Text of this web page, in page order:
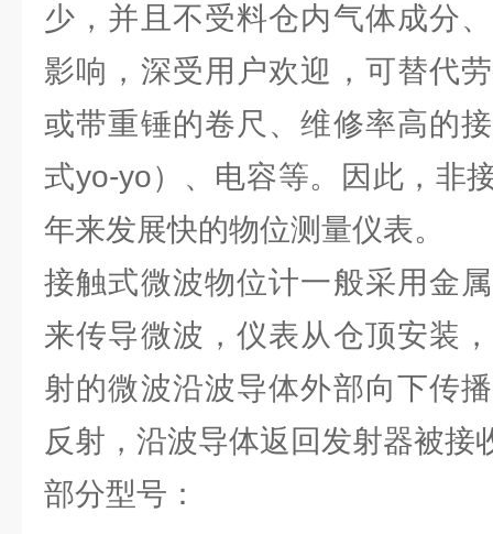
少，并且不受料仓内气体成分
影响，深受用户欢迎，可替代
或带重锤的卷尺、维修率高的
式yo-yo）、电容等。因此，非
年来发展快的物位测量仪表。
接触式微波物位计一般采用金
来传导微波，仪表从仓顶安装
射的微波沿波导体外部向下传
反射，沿波导体返回发射器被接
部分型号：